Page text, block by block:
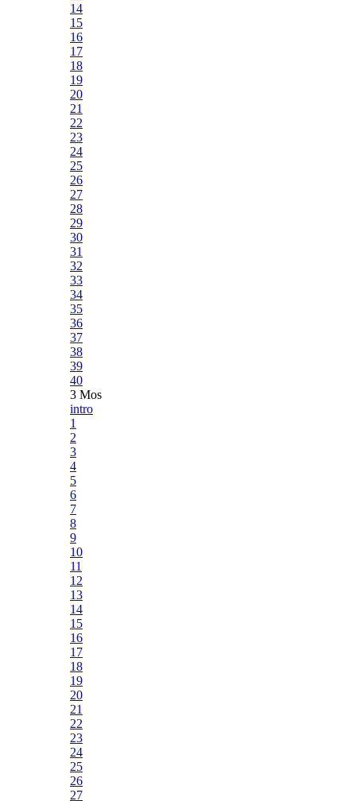
14
15
16
17
18
19
20
21
22
23
24
25
26
27
28
29
30
31
32
33
34
35
36
37
38
39
40
3 Mos
intro
1
2
3
4
5
6
7
8
9
10
11
12
13
14
15
16
17
18
19
20
21
22
23
24
25
26
27